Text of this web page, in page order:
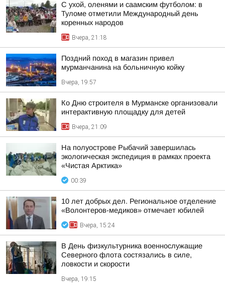
С ухой, оленями и саамским футболом: в
Туломе отметили Международный день
коренных народов
Вчера, 21:18
Поздний поход в магазин привел
мурманчанина на больничную койку
Вчера, 19:57
Ко Дню строителя в Мурманске организовали
интерактивную площадку для детей
Вчера, 21:09
На полуострове Рыбачий завершилась
экологическая экспедиция в рамках проекта
«Чистая Арктика»
00:39
10 лет добрых дел. Региональное отделение
«Волонтеров-медиков» отмечает юбилей
Вчера, 15:24
В День физкультурника военнослужащие
Северного флота состязались в силе,
ловкости и скорости
Вчера, 19:15